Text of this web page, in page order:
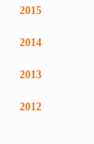
2015
2014
2013
2012